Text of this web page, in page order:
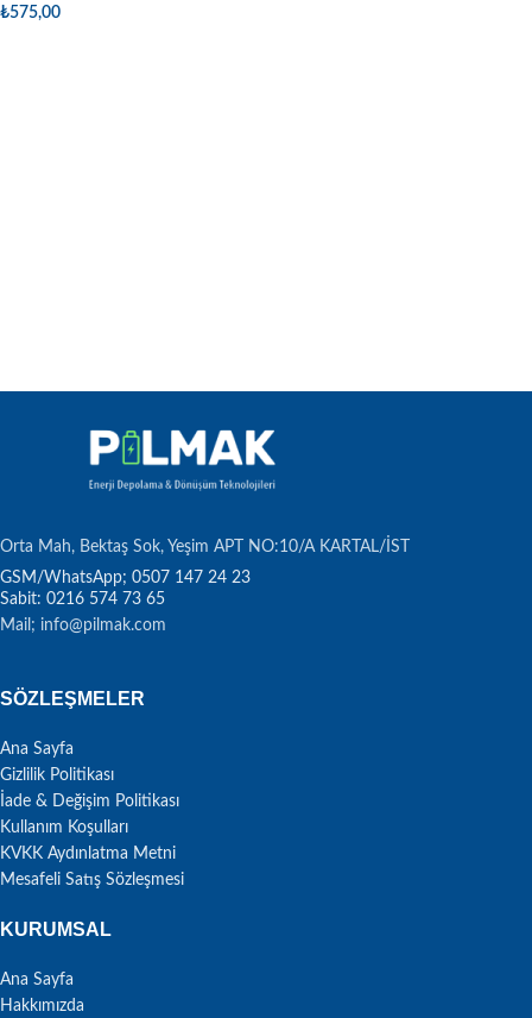
₺575,00
Orta Mah, Bektaş Sok, Yeşim APT NO:10/A KARTAL/İST
Sabit: 0216 574 73 65
Mail; info@pilmak.com
SÖZLEŞMELER
Ana Sayfa
Gizlilik Politikası
İade & Değişim Politikası
Kullanım Koşulları
KVKK Aydınlatma Metni
Mesafeli Satış Sözleşmesi
KURUMSAL
Ana Sayfa
Hakkımızda